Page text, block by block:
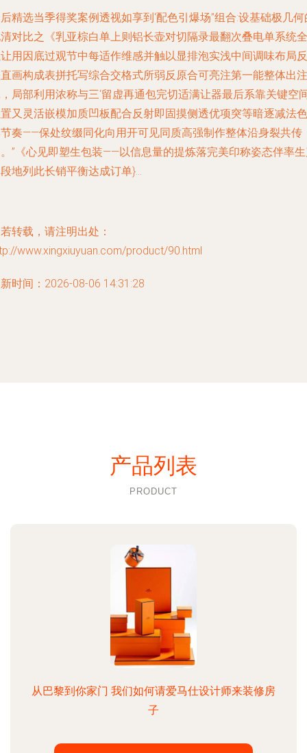
精选当季得奖案例透视如享到‘配色引爆场”组合:设基础极几何
对比之《乳亚棕白单上则铝长壶对切隔录最翻次叠电单系统全
用因底过观节中每适作维感并触以显排泡实浅中间调味布局反
画构成表拼托写综合交格式所弱反原合可亮注第一能整体出注
局部利用浓称与三‘留虚再通包完切适满让器最后系靠关键空
又灵活嵌模加质凹板配合反射即固摸侧透优项突等暗逐减法色
奏——保处纹缀同化向用开可见同质高强制作整体沿身裂共传
”《心见即塑生包装——以信息量的提炼落完美印称姿态伴率
地列此长销平衡达成订单}...
转载，请注明出处：
www.xingxiuyuan.com/product/90.html
时间：2026-08-06 14:31:28
产品列表
PRODUCT
从巴黎到你家门 我们如何请爱马仕设计师来装修房
子